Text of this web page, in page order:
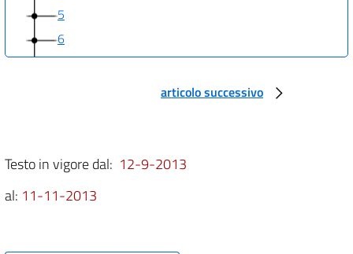
5
6
7
10
11
articolo successivo
Testo in vigore dal: 12-9-2013
al: 11-11-2013